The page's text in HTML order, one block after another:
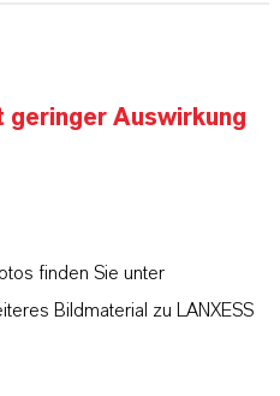
geringer Auswirkung
finden Sie unter
Bildmaterial zu LANXESS